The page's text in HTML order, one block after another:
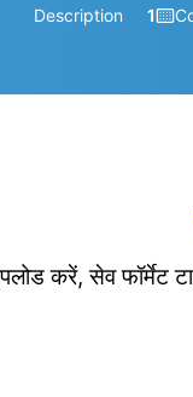
Description 1
करें, सेव फॉर्मेट